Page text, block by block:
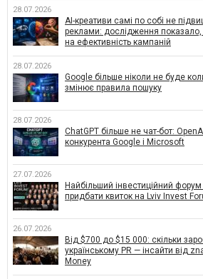
28.07.2026
AI-креативи самі по собі не
реклами: дослідження
на ефективність кампаній
28.07.2026
Google більше ніколи не буде
змінює правила пошуку
28.07.2026
ChatGPT більше не чат-бот:
конкурента Google і Microsoft
27.07.2026
Найбільший інвестиційний форум
придбати квиток на Lviv Invest
26.07.2026
Від $700 до $15 000: скільки
українському PR — інсайти від
Money